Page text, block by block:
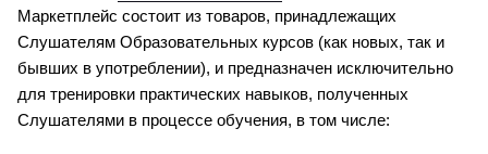
Маркетплейс состоит из товаров, принадлежащих
Слушателям Образовательных курсов (как новых, так и
бывших в употреблении), и предназначен исключительно
для тренировки практических навыков, полученных
Слушателями в процессе обучения, в том числе: